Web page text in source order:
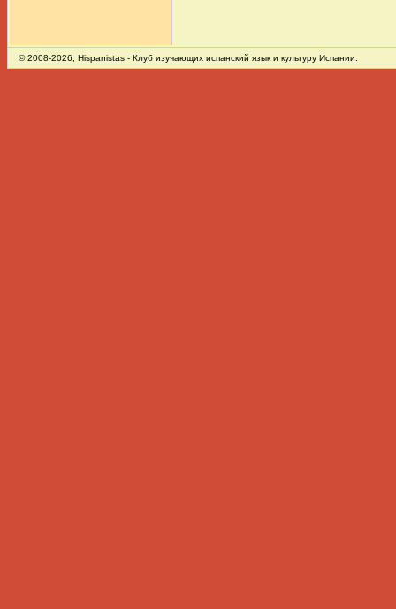
© 2008-2026, Hispanistas - Клуб изучающих испанский язык и культуру Испании.